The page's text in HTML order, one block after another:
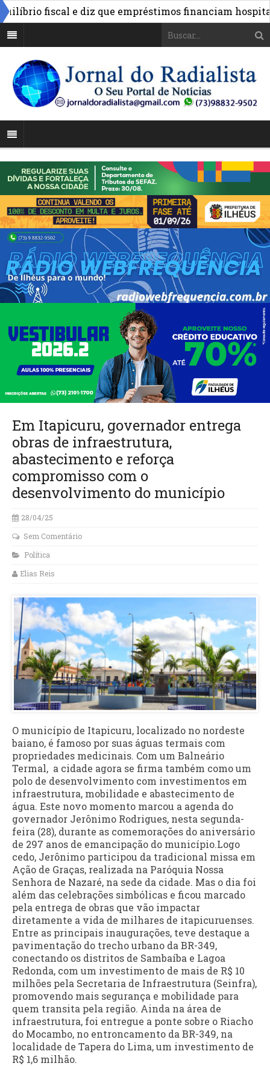
fiscal e diz que empréstimos financiam hospitais e
Em Itapicuru, governador entrega
obras de infraestrutura,
abastecimento e reforça
compromisso com o
desenvolvimento do município
28/04/25
Sem Comentário
Política
Elias Reis
O município de Itapicuru, localizado no nordeste
baiano, é famoso por suas águas termais com
propriedades medicinais. Com um Balneário
Termal, a cidade agora se firma também como um
polo de desenvolvimento com investimentos em
infraestrutura, mobilidade e abastecimento de
água. Este novo momento marcou a agenda do
governador Jerônimo Rodrigues, nesta segunda-
feira (28), durante as comemorações do aniversário
de 297 anos de emancipação do município.Logo
cedo, Jerônimo participou da tradicional missa em
Ação de Graças, realizada na Paróquia Nossa
Senhora de Nazaré, na sede da cidade. Mas o dia foi
além das celebrações simbólicas e ficou marcado
pela entrega de obras que vão impactar
diretamente a vida de milhares de itapicuruenses.
Entre as principais inaugurações, teve destaque a
pavimentação do trecho urbano da BR-349,
conectando os distritos de Sambaíba e Lagoa
Redonda, com um investimento de mais de R$ 10
milhões pela Secretaria de Infraestrutura (Seinfra),
promovendo mais segurança e mobilidade para
quem transita pela região. Ainda na área de
infraestrutura, foi entregue a ponte sobre o Riacho
do Mocambo, no entroncamento da BR-349, na
localidade de Tapera do Lima, um investimento de
R$ 1,6 milhão.